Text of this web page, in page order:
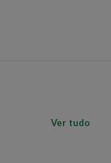
Ver tudo